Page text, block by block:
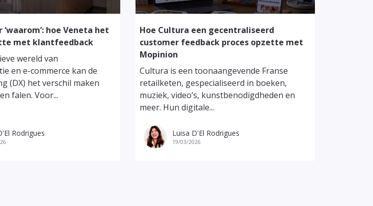
‘waarom’: hoe Veneta het
met klantfeedback
wereld van
en e-commerce kan de
(DX) het verschil maken
falen. Voor...
Rodrigues
Hoe Cultura een gecentraliseerd
customer feedback proces opzette met
Mopinion
Cultura is een toonaangevende Franse
retailketen, gespecialiseerd in boeken,
muziek, video’s, kunstbenodigdheden en
meer. Hun digitale...
Luisa D'El Rodrigues
19/03/2026